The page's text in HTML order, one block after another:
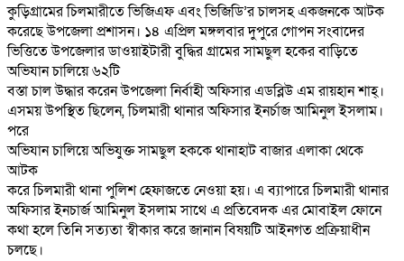
কুড়িগ্রামের চিলমারীতে ভিজিএফ এবং ভিজিডি’র চালসহ একজনকে আটক
করেছে উপজেলা প্রশাসন। ১৪ এপ্রিল মঙ্গলবার দুপুরে গোপন সংবাদের
ভিত্তিতে উপজেলার ডাওয়াইটারী বুদ্ধির গ্রামের সামছুল হকের বাড়িতে
অভিযান চালিয়ে ৬২টি
বস্তা চাল উদ্ধার করেন উপজেলা নির্বাহী অফিসার এডব্লিউ এম রায়হান শাহ্।
এসময় উপস্থিত ছিলেন, চিলমারী থানার অফিসার ইনর্চাজ আমিনুল ইসলাম।
পরে
অভিযান চালিয়ে অভিযুক্ত সামছুল হককে থানাহাট বাজার এলাকা থেকে
আটক
করে চিলমারী থানা পুলিশ হেফাজতে নেওয়া হয়। এ ব্যাপারে চিলমারী থানার
অফিসার ইনচার্জ আমিনুল ইসলাম সাথে এ প্রতিবেদক এর মোবাইল ফোনে
কথা হলে তিনি সত্যতা স্বীকার করে জানান বিষয়টি আইনগত প্রক্রিয়াধীন
চলছে।